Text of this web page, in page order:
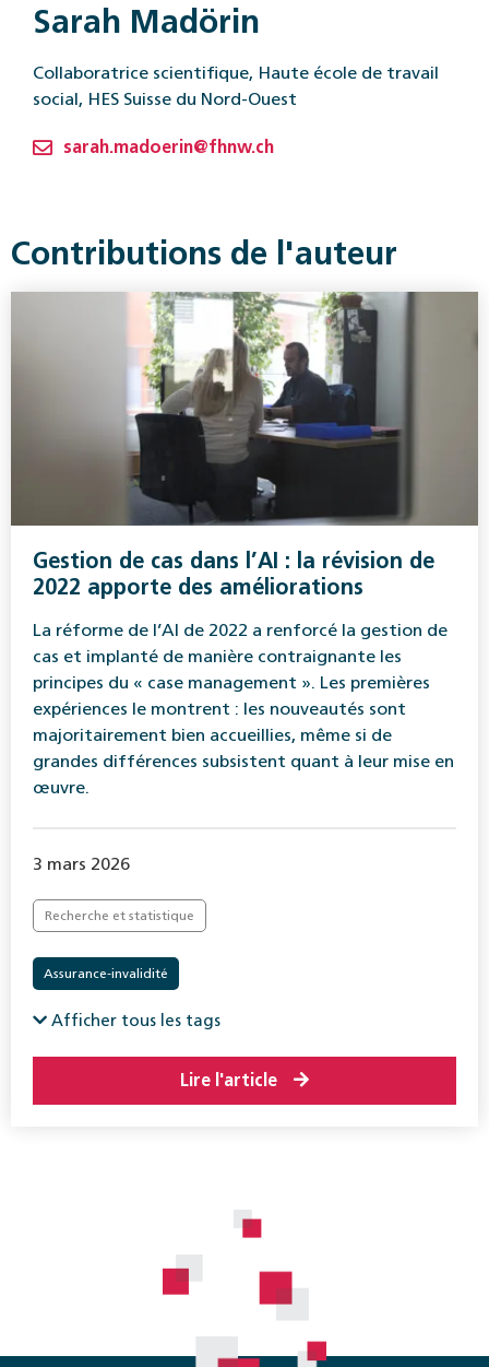
Sarah Madörin
Collaboratrice scientifique, Haute école de travail
social, HES Suisse du Nord-Ouest
sarah.madoerin@fhnw.ch
Contributions de l'auteur
Gestion de cas dans l’AI : la révision de
2022 apporte des améliorations
La réforme de l’AI de 2022 a renforcé la gestion de
cas et implanté de manière contraignante les
principes du « case management ». Les premières
expériences le montrent : les nouveautés sont
majoritairement bien accueillies, même si de
grandes différences subsistent quant à leur mise en
œuvre.
3 mars 2026
Recherche et statistique
Assurance-invalidité
Afficher tous les tags
Lire l'article